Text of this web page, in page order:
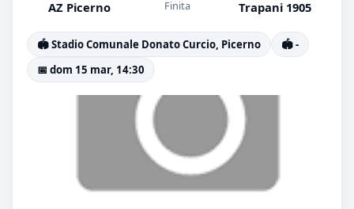
AZ Picerno Finita Trapani 1905
🏟️ Stadio Comunale Donato Curcio, Picerno
🏟️ -
📅 dom 15 mar, 14:30